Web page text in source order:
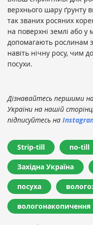
верхнього шару ґрунту
так званих росяних
на поверхні землі або у
допомагають рослинам
навіть нічну росу, чим
посухи.
Дізнавайтесь першими
України на нашій
підписуйтесь на
Strip-till no-till
Західна Україна
посуха
вологонакопичення